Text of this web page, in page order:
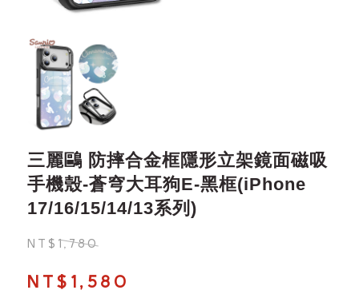
三麗鷗 防摔合金框隱形立架鏡面磁吸
手機殼-蒼穹大耳狗E-黑框(iPhone
17/16/15/14/13系列)
NT$1,780
NT$1,580